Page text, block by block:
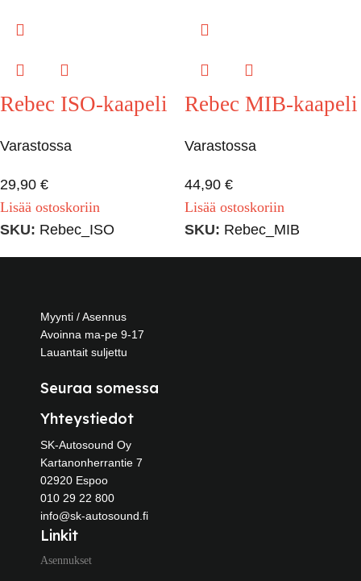
Rebec ISO-kaapeli
Varastossa
29,90 €
Lisää ostoskoriin
SKU: Rebec_ISO
Rebec MIB-kaapeli
Varastossa
44,90 €
Lisää ostoskoriin
SKU: Rebec_MIB
Myynti / Asennus
Avoinna ma-pe 9-17
Lauantait suljettu
Seuraa somessa
Yhteystiedot
SK-Autosound Oy
Kartanonherrantie 7
02920 Espoo
010 29 22 800
info@sk-autosound.fi
Linkit
Asennukset